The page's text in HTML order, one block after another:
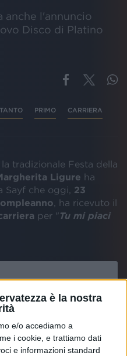
è la nostra
e/o accediamo a
i cookie, e trattiamo dati
e informazioni standard
anche l'annuncio
Disco di Platino
PRIMO CARRIERA
tradizionale Festa della
Ligure ha
Sayf che oggi, 23
, ha ricevuto il
per "Tu mi piaci